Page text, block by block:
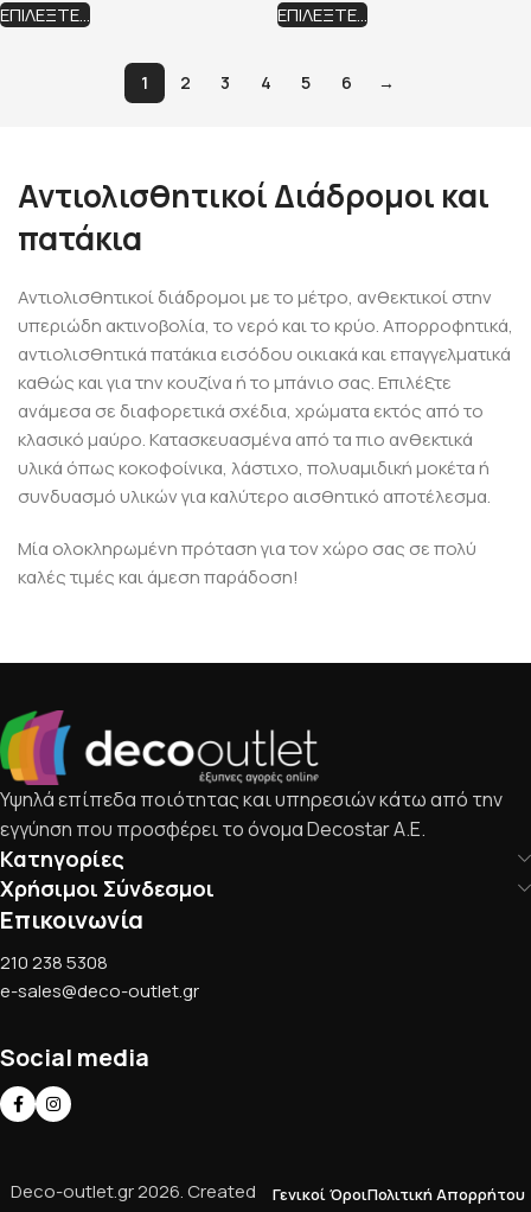
ΕΠΙΛΈΞΤΕ... ΕΠΙΛΈΞΤΕ...
1 2 3 4 5 6 →
Αντιολισθητικοί Διάδρομοι και
πατάκια
Αντιολισθητικοί διάδρομοι με το μέτρο, ανθεκτικοί στην
υπεριώδη ακτινοβολία, το νερό και το κρύο. Απορροφητικά,
αντιολισθητικά πατάκια εισόδου οικιακά και επαγγελματικά
καθώς και για την κουζίνα ή το μπάνιο σας. Επιλέξτε
ανάμεσα σε διαφορετικά σχέδια, χρώματα εκτός από το
κλασικό μαύρο. Κατασκευασμένα από τα πιο ανθεκτικά
υλικά όπως κοκοφοίνικα, λάστιχο, πολυαμιδική μοκέτα ή
συνδυασμό υλικών για καλύτερο αισθητικό αποτέλεσμα.
Μία ολοκληρωμένη πρόταση για τον χώρο σας σε πολύ
καλές τιμές και άμεση παράδοση!
Υψηλά επίπεδα ποιότητας και υπηρεσιών κάτω από την
εγγύηση που προσφέρει το όνομα Decostar Α.Ε.
Κατηγορίες
Χρήσιμοι Σύνδεσμοι
Επικοινωνία
210 238 5308
e-sales@deco-outlet.gr
Social media
Deco-outlet.gr2026. Created
Γενικοί ΌροιΠολιτική Απορρήτου